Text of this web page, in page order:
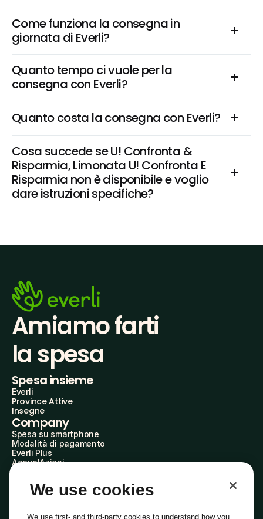
Come funziona la consegna in
giornata di Everli?
Quanto tempo ci vuole per la
consegna con Everli?
Quanto costa la consegna con Everli?
Cosa succede se U! Confronta &
Risparmia, Limonata U! Confronta E
Risparmia non è disponibile e voglio
dare istruzioni specifiche?
Amiamo farti
la spesa
Spesa insieme
Everli
Province Attive
Insegne
Company
Spesa su smartphone
Modalità di pagamento
Everli Plus
AgevolAzioni
Everli Shoppers
Scopri chi siamo
We use cookies
We use first- and third-party cookies to understand how you